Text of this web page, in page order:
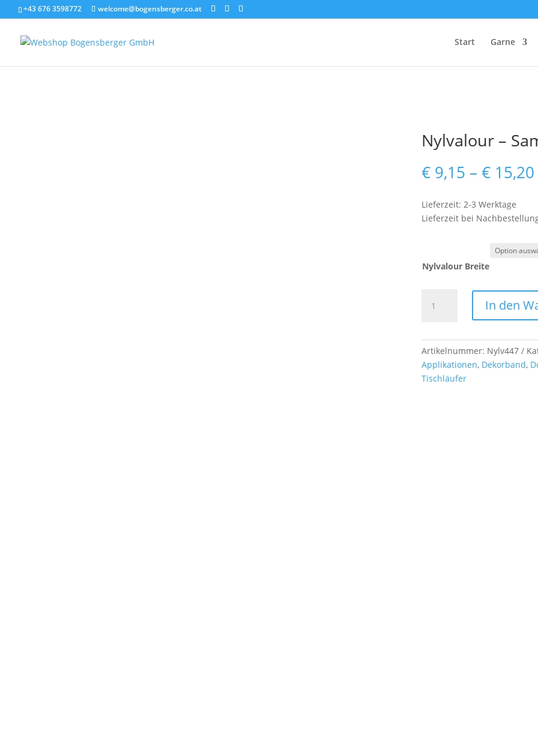
+43 676 3598772 welcome@bogensberger.co.at
Start Garne
Nylvalour –
€9,15 – €15,20
Lieferzeit: 2-3 Werktage
Lieferzeit bei
Nylvalour Breite
447
copper
Menge
In den
Artikelnummer: Nylv447
Applikationen, Dekorband,
Tischläufer